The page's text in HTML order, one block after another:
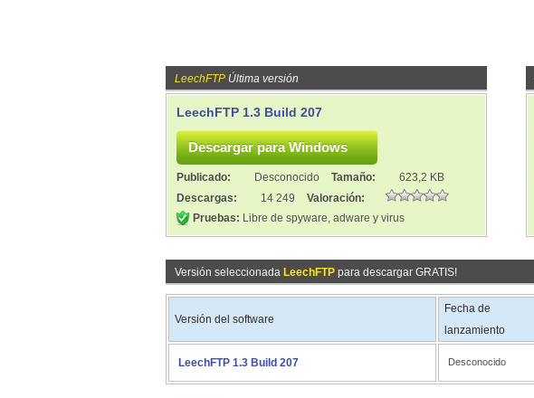
LeechFTP Última versión
LeechFTP 1.3 Build 207
Publicado: Desconocido Tamaño:
623,2 KB
Descargas:
14 249
Valoración:
Pruebas: Libre de spyware, adware y virus
Versión seleccionada LeechFTP para descargar GRATIS!
Versión del software
Fecha de
lanzamiento
LeechFTP 1.3 Build 207 Desconocido